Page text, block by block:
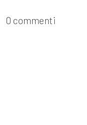
0 commenti